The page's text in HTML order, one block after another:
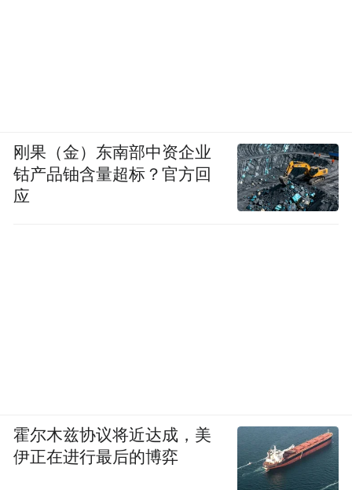
刚果（金）东南部中资企业
钴产品铀含量超标？官方回
应
霍尔木兹协议将近达成，美
伊正在进行最后的博弈